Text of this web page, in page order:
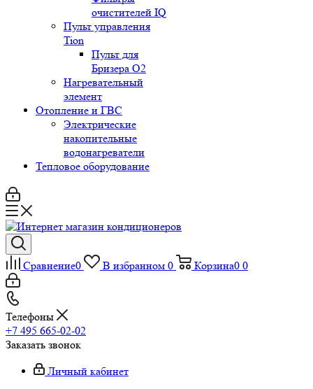
очистителей IQ
Пульт управления
Tion
Пульт для
Бризера O2
Нагревательный
элемент
Отопление и ГВС
Электрические
накопительные
водонагреватели
Тепловое оборудование
Сравнение0 В избранном 0 Корзина0 0
Телефоны
+7 495 665-02-02
Заказать звонок
Личный кабинет